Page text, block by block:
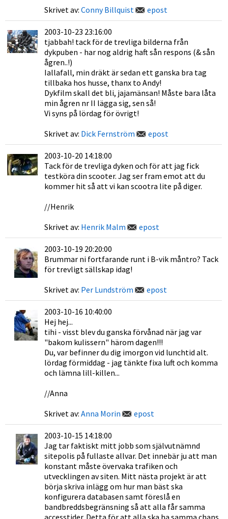
Skrivet av: Conny Billquist epost
2003-10-23 23:16:00
tjabbah! tack för de trevliga bilderna från
dykpuben - har nog aldrig haft sån respons (& sån
ågren..!)
Iallafall, min dräkt är sedan ett ganska bra tag
tillbaka hos husse, thanx to Andy!
Dykfilm skall det bli, jajamänsan! Måste bara låta
min ågren nr II lägga sig, sen så!
Vi syns på lördag för övrigt!
Skrivet av: Dick Fernström epost
2003-10-20 14:18:00
Tack för de trevliga dyken och för att jag fick
testköra din scooter. Jag ser fram emot att du
kommer hit så att vi kan scootra lite på diger.
//Henrik
Skrivet av: Henrik Malm epost
2003-10-19 20:20:00
Brummar ni fortfarande runt i B-vik måntro? Tack
för trevligt sällskap idag!
Skrivet av: Per Lundström epost
2003-10-16 10:40:00
Hej hej...
tihi - visst blev du ganska förvånad när jag var
"bakom kulissern" härom dagen!!!
Du, var befinner du dig imorgon vid lunchtid alt.
lördag förmiddag - jag tänkte fixa luft och komma
och lämna lill-killen...
//Anna
Skrivet av: Anna Morin epost
2003-10-15 14:18:00
Jag tar faktiskt mitt jobb som självutnämnd
sitepolis på fullaste allvar. Det innebär ju att man
konstant måste övervaka trafiken och
utvecklingen av siten. Mitt nästa projekt är att
börja skriva inlägg om hur man bäst ska
konfigurera databasen samt föreslå en
bandbreddsbegränsning så att alla får samma
accesstider. Detta för att alla ska ha samma chans